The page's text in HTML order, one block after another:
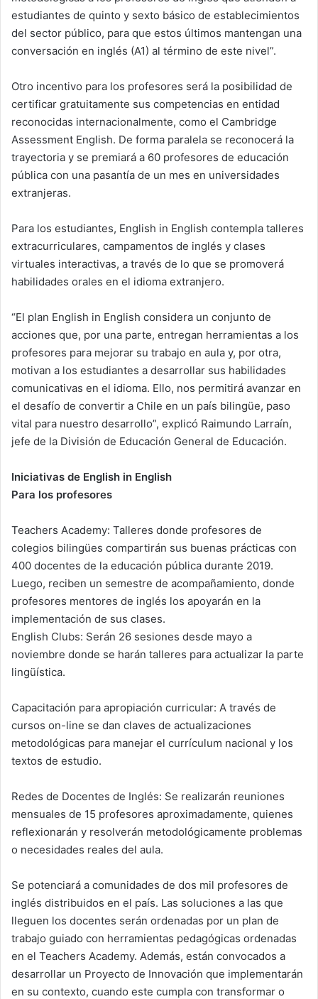
estudiantes de quinto y sexto básico de establecimientos
del sector público, para que estos últimos mantengan una
conversación en inglés (A1) al término de este nivel”.
Otro incentivo para los profesores será la posibilidad de
certificar gratuitamente sus competencias en entidad
reconocidas internacionalmente, como el Cambridge
Assessment English. De forma paralela se reconocerá la
trayectoria y se premiará a 60 profesores de educación
pública con una pasantía de un mes en universidades
extranjeras.
Para los estudiantes, English in English contempla talleres
extracurriculares, campamentos de inglés y clases
virtuales interactivas, a través de lo que se promoverá
habilidades orales en el idioma extranjero.
“El plan English in English considera un conjunto de
acciones que, por una parte, entregan herramientas a los
profesores para mejorar su trabajo en aula y, por otra,
motivan a los estudiantes a desarrollar sus habilidades
comunicativas en el idioma. Ello, nos permitirá avanzar en
el desafío de convertir a Chile en un país bilingüe, paso
vital para nuestro desarrollo”, explicó Raimundo Larraín,
jefe de la División de Educación General de Educación.
Iniciativas de English in English
Para los profesores
Teachers Academy: Talleres donde profesores de
colegios bilingües compartirán sus buenas prácticas con
400 docentes de la educación pública durante 2019.
Luego, reciben un semestre de acompañamiento, donde
profesores mentores de inglés los apoyarán en la
implementación de sus clases.
English Clubs: Serán 26 sesiones desde mayo a
noviembre donde se harán talleres para actualizar la parte
lingüística.
Capacitación para apropiación curricular: A través de
cursos on-line se dan claves de actualizaciones
metodológicas para manejar el currículum nacional y los
textos de estudio.
Redes de Docentes de Inglés: Se realizarán reuniones
mensuales de 15 profesores aproximadamente, quienes
reflexionarán y resolverán metodológicamente problemas
o necesidades reales del aula.
Se potenciará a comunidades de dos mil profesores de
inglés distribuidos en el país. Las soluciones a las que
lleguen los docentes serán ordenadas por un plan de
trabajo guiado con herramientas pedagógicas ordenadas
en el Teachers Academy. Además, están convocados a
desarrollar un Proyecto de Innovación que implementarán
en su contexto, cuando este cumpla con transformar o